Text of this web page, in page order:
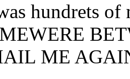
hundrets
ME